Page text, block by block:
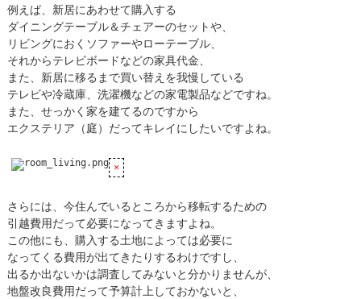
例えば、新居にあわせて購入する
ダイニングテーブル＆チェアーのセットや、
リビングにおくソファーやローテーブル、
それからテレビボードなどの家具代金、
また、新居に移るまで買い替えを我慢している
テレビや冷蔵庫、洗濯機などの家電製品などですね。
また、せっかく家を建てるのですから
エクステリア（庭）だってキレイにしたいですよね。
さらには、今住んでいるところから移転するための
引越費用だって必要になってきますよね。
この他にも、購入する土地によっては必要に
なってくる費用が出てきたりするわけですし、
出るか出ないかは調査してみないと分かりませんが、
地盤改良費用だって予算計上しておかないと、